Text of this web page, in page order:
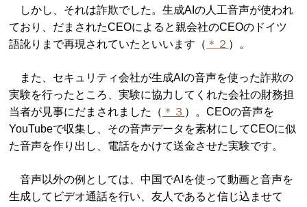
しかし、それは詐欺でした。生成AIの人工音声が使われ
ており、だまされたCEOによると親会社のCEOのドイツ
語訛りまで再現されていたといいます（ ＊２ ）。
また、セキュリティ会社が生成AIの音声を使った詐欺の
実験を行ったところ、実験に協力してくれた会社の財務担
当者が見事にだまされました（ ＊３ ）。CEOの音声を
YouTubeで収集し、その音声データを素材にしてCEOに似
た音声を作り出し、電話をかけて送金させた実験です。
音声以外の例としては、中国でAIを使って動画と音声を
生成してビデオ通話を行い、友人であると信じ込ませて